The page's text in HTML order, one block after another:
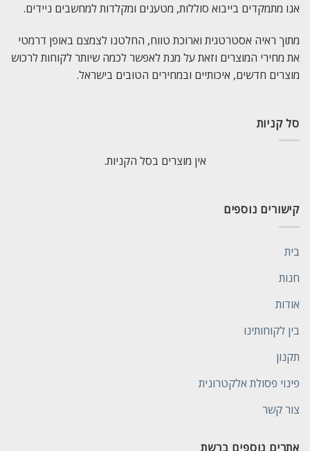
אנו מתמקדים בייבוא סוללות, מטענים ומקלדות למחשבים ניידים.
מתוך ראיה אסטרטגית וארוכת טווח, החלטנו לצמצם באופן דרמטי
את מחירי המוצרים וזאת על מנת לאפשר לכמה שיותר לקוחות לרכוש
מוצרים חדשים, איכותיים ובמחירים הטובים בישראל.
סל קניות
אין מוצרים בסל הקניות.
קישורים נוספים
בית
חנות
אודות
בין לקוחותינו
תקנון
פינוי פסולת אלקטרונית
צור קשר
אתרים נוספים ברשת